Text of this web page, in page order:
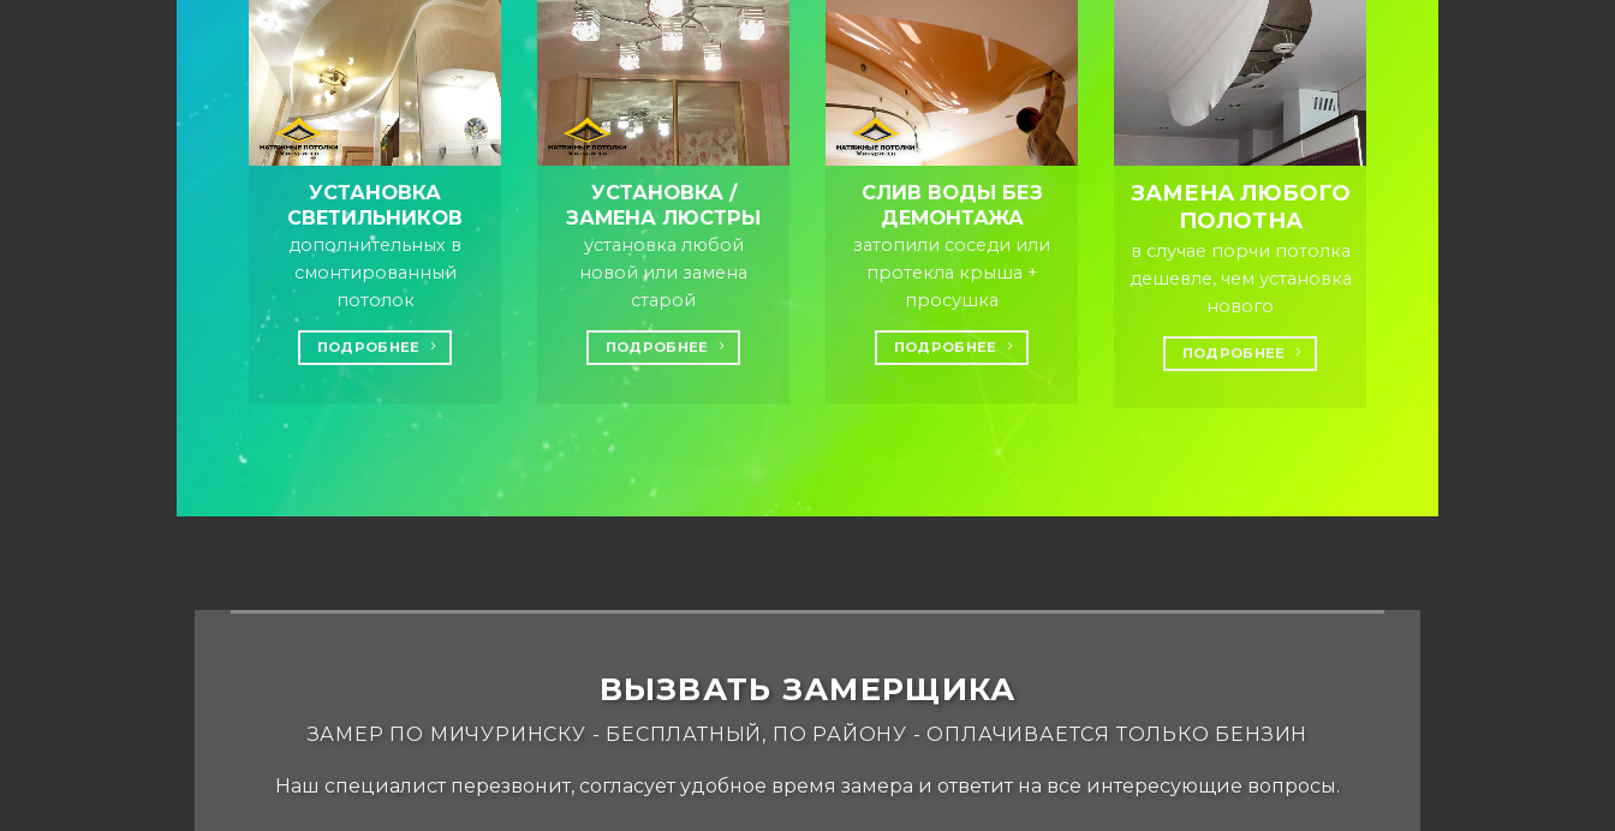
УСТАНОВКА
СВЕТИЛЬНИКОВ
дополнительных в
смонтированный
потолок
ПОДРОБНЕЕ
УСТАНОВКА /
ЗАМЕНА ЛЮСТРЫ
установка любой
новой или замена
старой
ПОДРОБНЕЕ
СЛИВ ВОДЫ БЕЗ
ДЕМОНТАЖА
затопили соседи или
протекла крыша +
просушка
ПОДРОБНЕЕ
ЗАМЕНА ЛЮБОГО
ПОЛОТНА
в случае порчи потолка
дешевле, чем установка
нового
ПОДРОБНЕЕ
ВЫЗВАТЬ ЗАМЕРЩИКА
ЗАМЕР ПО МИЧУРИНСКУ - БЕСПЛАТНЫЙ, ПО РАЙОНУ - ОПЛАЧИВАЕТСЯ ТОЛЬКО БЕНЗИН
Наш специалист перезвонит, согласует удобное время замера и ответит на все интересующие вопросы.